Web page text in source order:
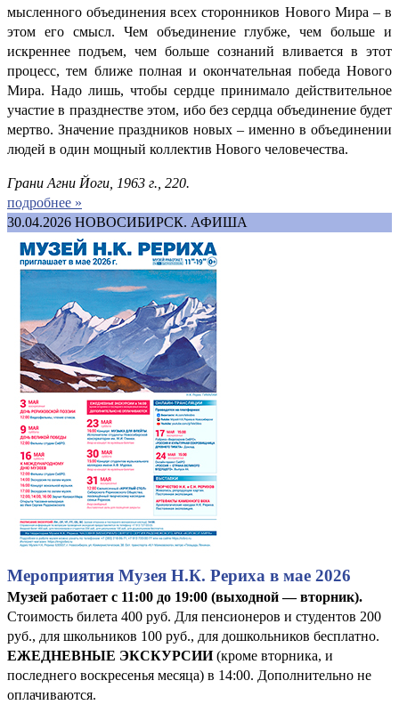
мысленного объединения всех сторонников Нового Мира – в
этом его смысл. Чем объединение глубже, чем больше и
искреннее подъем, чем больше сознаний вливается в этот
процесс, тем ближе полная и окончательная победа Нового
Мира. Надо лишь, чтобы сердце принимало действительное
участие в празднестве этом, ибо без сердца объединение будет
мертво. Значение праздников новых – именно в объединении
людей в один мощный коллектив Нового человечества.
Грани Агни Йоги, 1963 г., 220.
подробнее »
30.04.2026 НОВОСИБИРСК. АФИША
Мероприятия Музея Н.К. Рериха в мае 2026
Музей работает с 11:00 до 19:00 (выходной — вторник).
Стоимость билета 400 руб. Для пенсионеров и студентов 200
руб., для школьников 100 руб., для дошкольников бесплатно.
ЕЖЕДНЕВНЫЕ ЭКСКУРСИИ(кроме вторника, и
последнего воскресенья месяца) в 14:00. Дополнительно не
оплачиваются.